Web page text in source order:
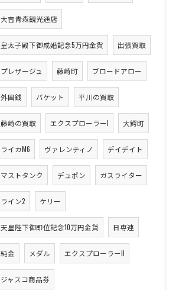
大吉青森観光通店
皇太子殿下御成婚記念5万円金貨 出張買取
プレザージュ 藤崎町 ブロードアロー
外国銭 バケット 平川の買取
藤崎の買取 エクスプローラーI 大鰐町
ライカM6 ヴァレンティノ デイデイト
マストタンク デュポン ガスライター
ライン2 ケリー
天皇陛下御即位記念10万円金貨 日専連
純金 メダル エクスプローラーII
ジャスコ商品券